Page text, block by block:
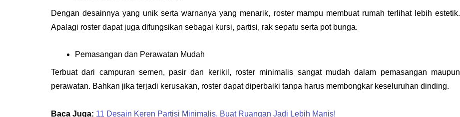
Dengan desainnya yang unik serta warnanya yang menarik, roster mampu membuat rumah terlihat lebih estetik.
Apalagi roster dapat juga difungsikan sebagai kursi, partisi, rak sepatu serta pot bunga.
Pemasangan dan Perawatan Mudah
Terbuat dari campuran semen, pasir dan kerikil, roster minimalis sangat mudah dalam pemasangan maupun
perawatan. Bahkan jika terjadi kerusakan, roster dapat diperbaiki tanpa harus membongkar keseluruhan dinding.
Baca Juga: 11 Desain Keren Partisi Minimalis, Buat Ruangan Jadi Lebih Manis!